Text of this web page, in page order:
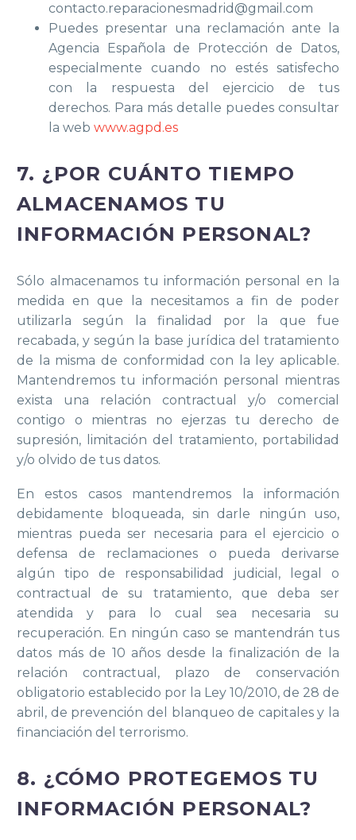
contacto.reparacionesmadrid@gmail.com
Puedes presentar una reclamación ante la
Agencia Española de Protección de Datos,
especialmente cuando no estés satisfecho
con la respuesta del ejercicio de tus
derechos. Para más detalle puedes consultar
la web www.agpd.es
7. ¿POR CUÁNTO TIEMPO
ALMACENAMOS TU
INFORMACIÓN PERSONAL?
Sólo almacenamos tu información personal en la
medida en que la necesitamos a fin de poder
utilizarla según la finalidad por la que fue
recabada, y según la base jurídica del tratamiento
de la misma de conformidad con la ley aplicable.
Mantendremos tu información personal mientras
exista una relación contractual y/o comercial
contigo o mientras no ejerzas tu derecho de
supresión, limitación del tratamiento, portabilidad
y/o olvido de tus datos.
En estos casos mantendremos la información
debidamente bloqueada, sin darle ningún uso,
mientras pueda ser necesaria para el ejercicio o
defensa de reclamaciones o pueda derivarse
algún tipo de responsabilidad judicial, legal o
contractual de su tratamiento, que deba ser
atendida y para lo cual sea necesaria su
recuperación. En ningún caso se mantendrán tus
datos más de 10 años desde la finalización de la
relación contractual, plazo de conservación
obligatorio establecido por la Ley 10/2010, de 28 de
abril, de prevención del blanqueo de capitales y la
financiación del terrorismo.
8. ¿CÓMO PROTEGEMOS TU
INFORMACIÓN PERSONAL?